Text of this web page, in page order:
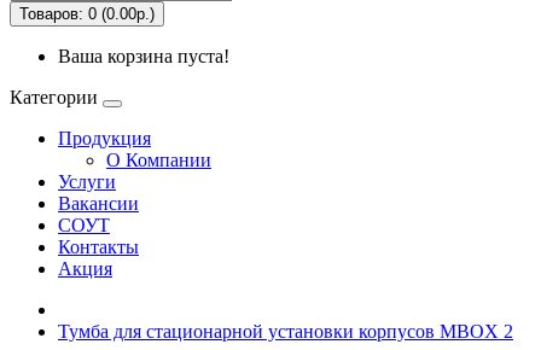
Товаров: 0 (0.00р.)
Ваша корзина пуста!
Категории
Продукция
О Компании
Услуги
Вакансии
СОУТ
Контакты
Акция
Тумба для стационарной установки корпусов MBOX 2